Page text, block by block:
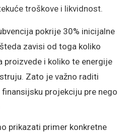
troškove i likvidnost.
pokrije 30% inicijalne
zavisi od toga koliko
proizvede i koliko te energije
Zato je važno raditi
projekciju pre nego
prikazati primer konkretne